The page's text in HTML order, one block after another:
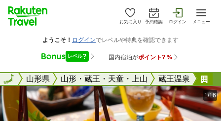
お気に入り 予約確認 ログイン メニュー
全国山形県 山形・蔵王・天童・上山 蔵王温泉
全国
1/16